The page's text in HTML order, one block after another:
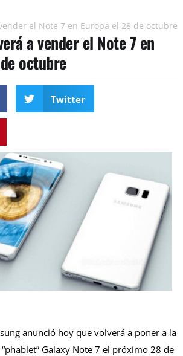
el Note 7 en Europa el 28 de octubre
a vender el Note 7 en
octubre
Twitter
anunció hoy que volverá a poner a la
Galaxy Note 7 el próximo 28 de